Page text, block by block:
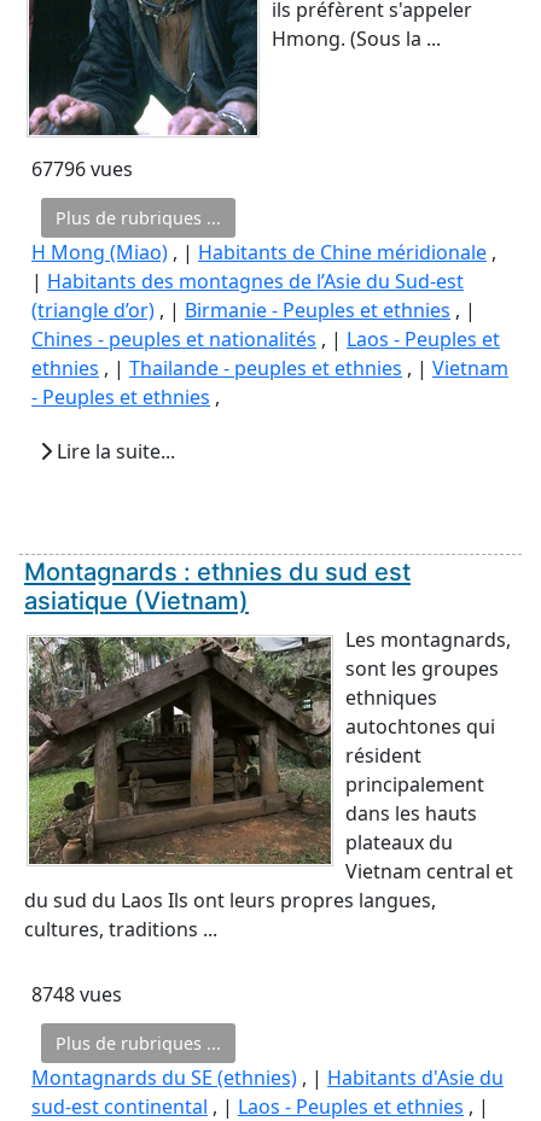
ils préfèrent s'appeler
Hmong. (Sous la ...
67796 vues
Plus de rubriques ...
H Mong (Miao) , | Habitants de Chine méridionale ,
| Habitants des montagnes de l’Asie du Sud-est
(triangle d’or) , | Birmanie - Peuples et ethnies , |
Chines - peuples et nationalités , | Laos - Peuples et
ethnies , | Thailande - peuples et ethnies , | Vietnam
- Peuples et ethnies ,
Lire la suite...
Montagnards : ethnies du sud est
asiatique (Vietnam)
Les montagnards,
sont les groupes
ethniques
autochtones qui
résident
principalement
dans les hauts
plateaux du
Vietnam central et
du sud du Laos Ils ont leurs propres langues,
cultures, traditions ...
8748 vues
Plus de rubriques ...
Montagnards du SE (ethnies) , | Habitants d'Asie du
sud-est continental , | Laos - Peuples et ethnies , |